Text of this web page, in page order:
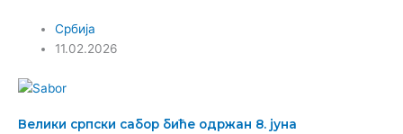
Србија
11.02.2026
Велики српски сабор биће одржан 8. јуна